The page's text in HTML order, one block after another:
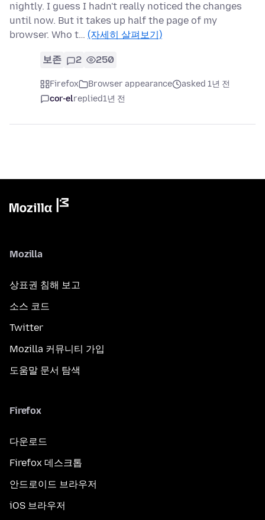
nightly. I guess I hadn't really noticed the changes
until now. But it takes up half the page of my
browser. Who t… (자세히 살펴보기)
보존 2 250
Firefox Browser appearance
asked 1년 전
cor-elreplied1년 전
Mozilla
상표권 침해 보고
소스 코드
Twitter
Mozilla 커뮤니티 가입
도움말 문서 탐색
Firefox
다운로드
Firefox 데스크톱
안드로이드 브라우저
iOS 브라우저